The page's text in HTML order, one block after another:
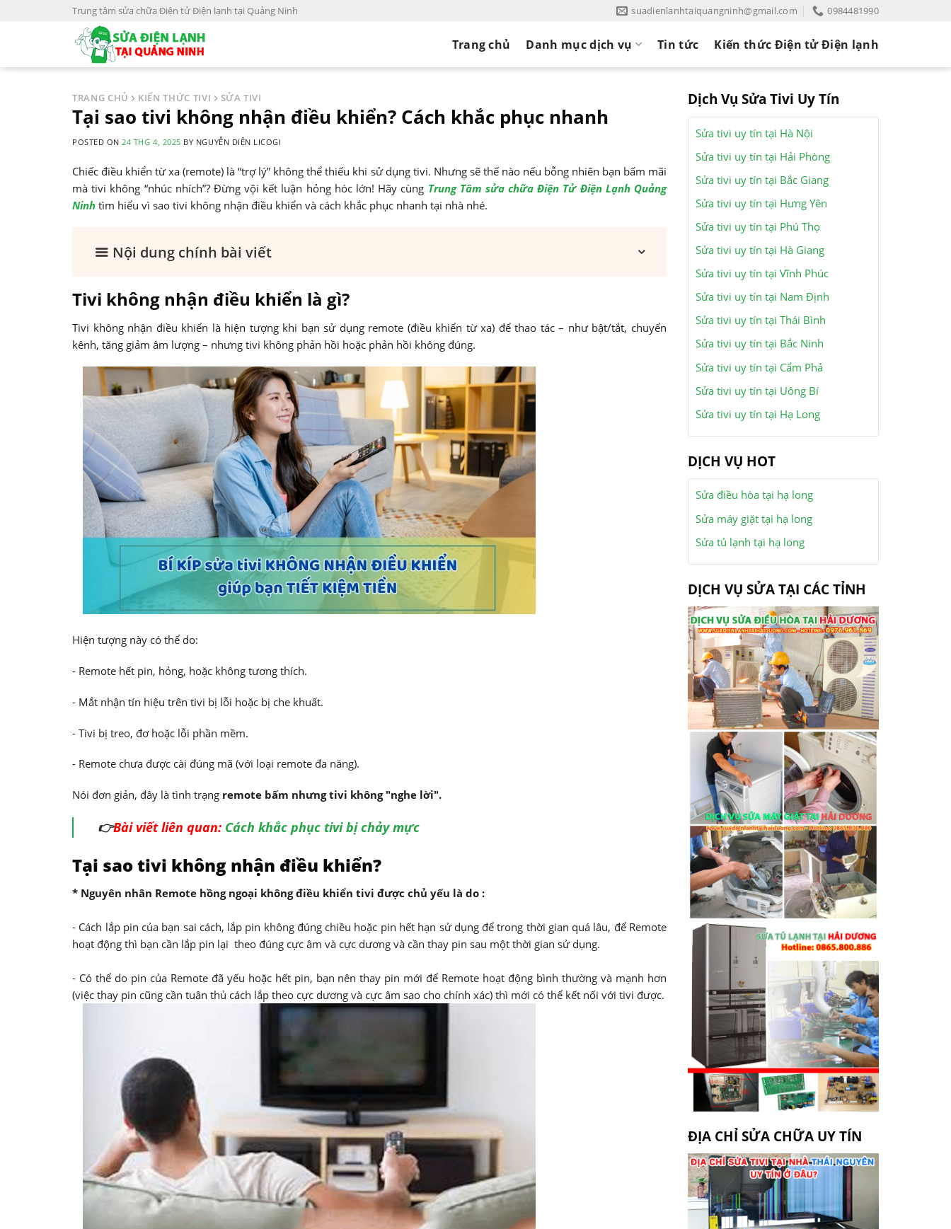
Trung tâm sửa chữa Điện tử Điện lạnh tại Quảng Ninh suadienlanhtaiquangninh@gmail.com 0984481990
Trang chủ Danh mục dịch vụ Tin tức Kiến thức Điện tử Điện lạnh
TRANG CHỦ KIẾN THỨC TIVI SỬA TIVI
Tại sao tivi không nhận điều khiển? Cách khắc phục nhanh
POSTED ON24 THG 4, 2025 BY NGUYỄN DIỆN LICOGI
Chiếc điều khiển từ xa (remote) là “trợ lý” không thể thiếu khi sử dụng tivi. Nhưng sẽ thế nào nếu bỗng nhiên bạn bấm mãi
mà tivi không “nhúc nhích”? Đừng vội kết luận hỏng hóc lớn! Hãy cùng Trung Tâm sửa chữa Điện Tử Điện Lạnh Quảng
Ninh tìm hiểu vì sao tivi không nhận điều khiển và cách khắc phục nhanh tại nhà nhé.
Nội dung chính bài viết
Tivi không nhận điều khiển là gì?
Tivi không nhận điều khiển là hiện tượng khi bạn sử dụng remote (điều khiển từ xa) để thao tác – như bật/tắt, chuyển
kênh, tăng giảm âm lượng – nhưng tivi không phản hồi hoặc phản hồi không đúng.
Hiện tượng này có thể do:
- Remote hết pin, hỏng, hoặc không tương thích.
- Mắt nhận tín hiệu trên tivi bị lỗi hoặc bị che khuất.
- Tivi bị treo, đơ hoặc lỗi phần mềm.
- Remote chưa được cài đúng mã (với loại remote đa năng).
Nói đơn giản, đây là tình trạng remote bấm nhưng tivi không "nghe lời".
👉Bài viết liên quan: Cách khắc phục tivi bị chảy mực
Tại sao tivi không nhận điều khiển?
* Nguyên nhân Remote hồng ngoại không điều khiển tivi được chủ yếu là do :
- Cách lắp pin của bạn sai cách, lắp pin không đúng chiều hoặc pin hết hạn sử dụng để trong thời gian quá lâu, để Remote
hoạt động thì bạn cần lắp pin lại theo đúng cực âm và cực dương và cần thay pin sau một thời gian sử dụng.
- Có thể do pin của Remote đã yếu hoặc hết pin, bạn nên thay pin mới để Remote hoạt động bình thường và mạnh hơn
(việc thay pin cũng cần tuân thủ cách lắp theo cực dương và cực âm sao cho chính xác) thì mới có thể kết nối với tivi được.
Dịch Vụ Sửa Tivi Uy Tín
Sửa tivi uy tín tại Hà Nội
Sửa tivi uy tín tại Hải Phòng
Sửa tivi uy tín tại Bắc Giang
Sửa tivi uy tín tại Hưng Yên
Sửa tivi uy tín tại Phú Thọ
Sửa tivi uy tín tại Hà Giang
Sửa tivi uy tín tại Vĩnh Phúc
Sửa tivi uy tín tại Nam Định
Sửa tivi uy tín tại Thái Bình
Sửa tivi uy tín tại Bắc Ninh
Sửa tivi uy tín tại Cẩm Phả
Sửa tivi uy tín tại Uông Bí
Sửa tivi uy tín tại Hạ Long
DỊCH VỤ HOT
Sửa điều hòa tại hạ long
Sửa máy giặt tại hạ long
Sửa tủ lạnh tại hạ long
DỊCH VỤ SỬA TẠI CÁC TỈNH
ĐỊA CHỈ SỬA CHỮA UY TÍN